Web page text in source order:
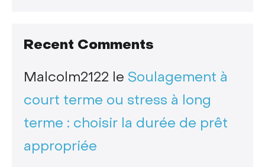
Recent Comments
Malcolm2122 le Soulagement à
court terme ou stress à long
terme : choisir la durée de prêt
appropriée